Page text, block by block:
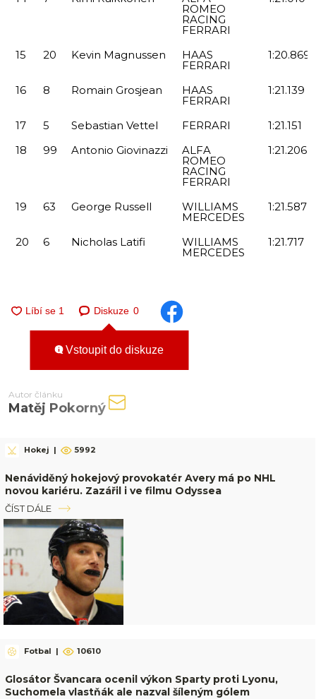
ROMEO
RACING
FERRARI
15 20 Kevin Magnussen HAAS
FERRARI
1:20.869
16 8 Romain Grosjean HAAS
FERRARI
1:21.139
17 5 Sebastian Vettel FERRARI
1:21.151
18
99 Antonio Giovinazzi ALFA
ROMEO
RACING
FERRARI
1:21.206
19 63 George Russell WILLIAMS
MERCEDES
1:21.587
20 6 Nicholas Latifi WILLIAMS
MERCEDES
1:21.717
Diskuze 0
Vstoupit do diskuze
Autor článku
Matěj Pokorný
Hokej | 5992
Nenáviděný hokejový provokatér Avery má po NHL
novou kariéru. Zazářil i ve filmu Odyssea
ČÍST DÁLE
Fotbal | 10610
Glosátor Švancara ocenil výkon Sparty proti Lyonu,
Suchomela vlastňák ale nazval šíleným gólem